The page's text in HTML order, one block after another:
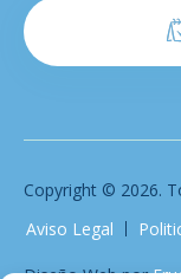
Copyright © 2026.
Aviso Legal